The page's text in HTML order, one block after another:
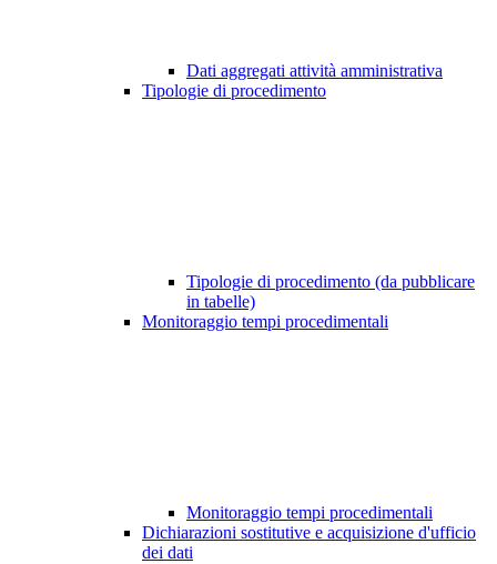
Dati aggregati attività amministrativa
Tipologie di procedimento
Tipologie di procedimento (da pubblicare
in tabelle)
Monitoraggio tempi procedimentali
Monitoraggio tempi procedimentali
Dichiarazioni sostitutive e acquisizione d'ufficio
dei dati